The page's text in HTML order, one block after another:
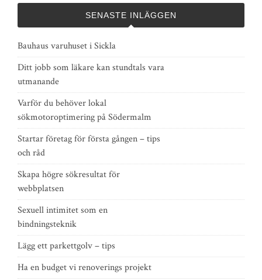
SENASTE INLÄGGEN
Bauhaus varuhuset i Sickla
Ditt jobb som läkare kan stundtals vara
utmanande
Varför du behöver lokal
sökmotoroptimering på Södermalm
Startar företag för första gången – tips
och råd
Skapa högre sökresultat för
webbplatsen
Sexuell intimitet som en
bindningsteknik
Lägg ett parkettgolv – tips
Ha en budget vi renoverings projekt